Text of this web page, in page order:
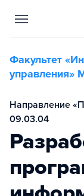
Факультет
управления»
Направление
09.03.04